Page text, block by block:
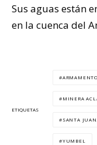
Sus aguas están
en la cuenca del
ETIQUETAS
MINERA
SANTA
YUMBEL